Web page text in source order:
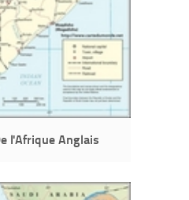
l'Afrique Anglais